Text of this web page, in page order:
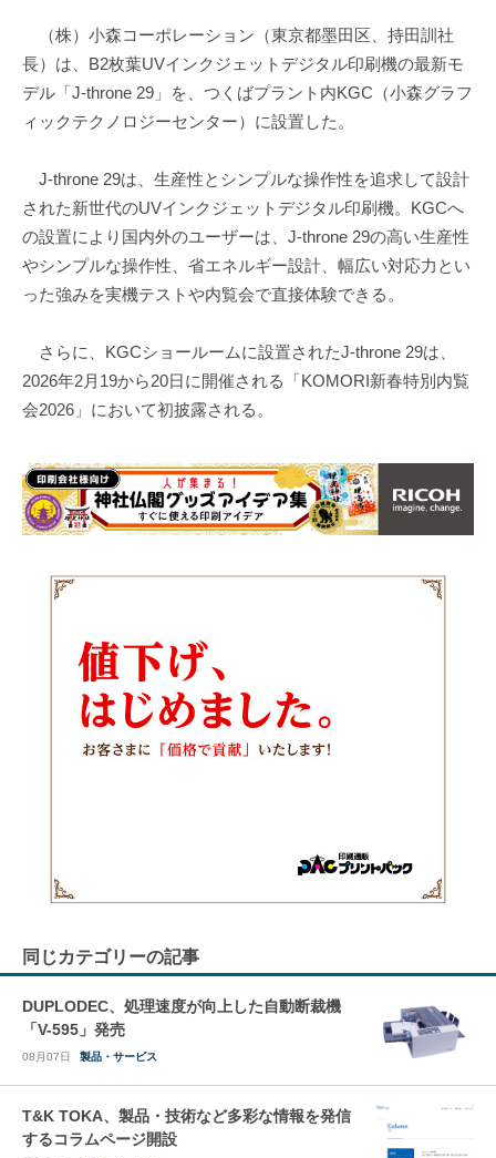
（株）小森コーポレーション（東京都墨田区、持田訓社
長）は、B2枚葉UVインクジェットデジタル印刷機の最新モ
デル「J-throne 29」を、つくばプラント内KGC（小森グラフ
ィックテクノロジーセンター）に設置した。
J-throne 29は、生産性とシンプルな操作性を追求して設計
された新世代のUVインクジェットデジタル印刷機。KGCへ
の設置により国内外のユーザーは、J-throne 29の高い生産性
やシンプルな操作性、省エネルギー設計、幅広い対応力とい
った強みを実機テストや内覧会で直接体験できる。
さらに、KGCショールームに設置されたJ-throne 29は、
2026年2月19から20日に開催される「KOMORI新春特別内覧
会2026」において初披露される。
同じカテゴリーの記事
DUPLODEC、処理速度が向上した自動断裁機
「V-595」発売
08月07日 製品・サービス
T&K TOKA、製品・技術など多彩な情報を発信
するコラムページ開設